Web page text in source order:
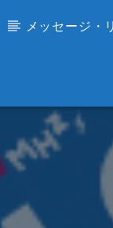
メッセージ・